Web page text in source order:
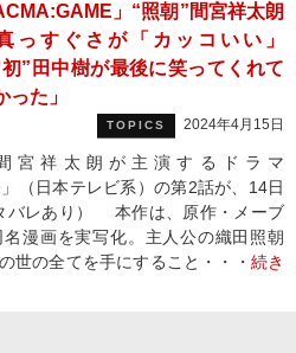
」“照朝”間宮祥太朗
っすぐさが「カッコいい」
初”田中樹が最後に笑ってくれて
った」
TOPICS 2024年4月15日
宮祥太朗が主演するドラマ
（日本テレビ系）の第2話が、14日
バレあり） 本作は、原作・メーブ
漫画を実写化。主人公の織田照朝
世の全てを手にすること・・・ 続き